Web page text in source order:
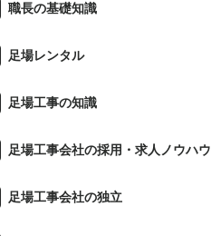
職長の基礎知識
足場レンタル
足場工事の知識
足場工事会社の採用・求人ノウハウ
足場工事会社の独立